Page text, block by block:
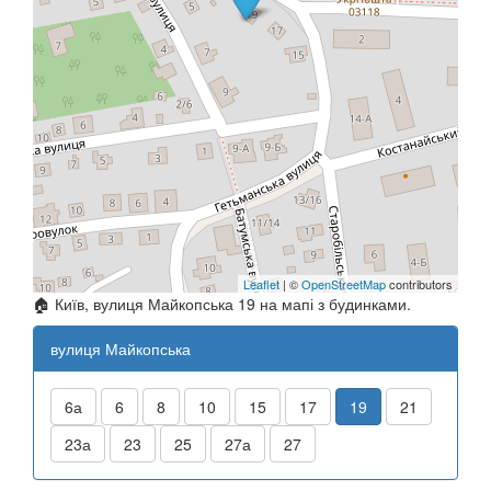
Leaflet | ©OpenStreetMapcontributors
🏠 Київ, вулиця Майкопська 19 на мапі з будинками.
вулиця Майкопська
6а 6 8 10 15 17 19
21
23а
23 25 27а 27